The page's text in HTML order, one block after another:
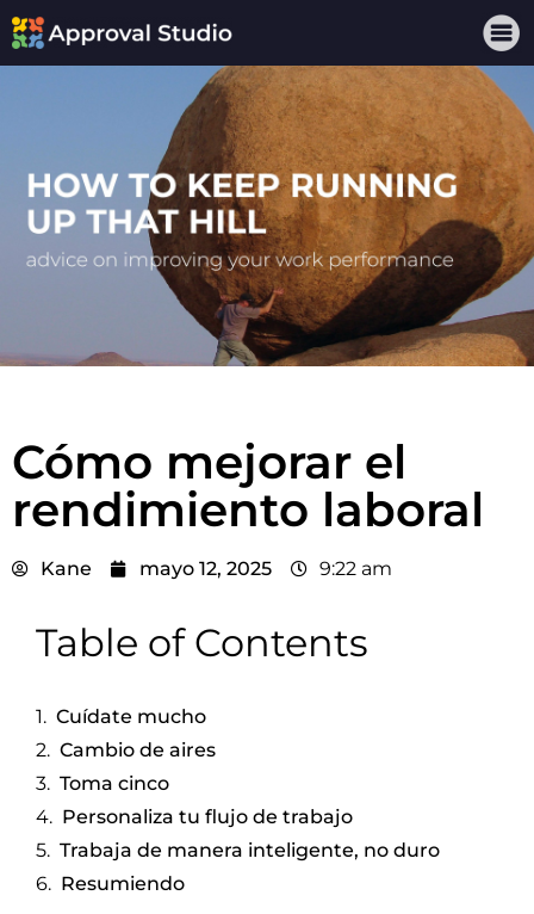
Cómo mejorar el
rendimiento laboral
Kane mayo 12, 2025 9:22 am
Table of Contents
Cuídate mucho
Cambio de aires
Toma cinco
Personaliza tu flujo de trabajo
Trabaja de manera inteligente, no duro
Resumiendo